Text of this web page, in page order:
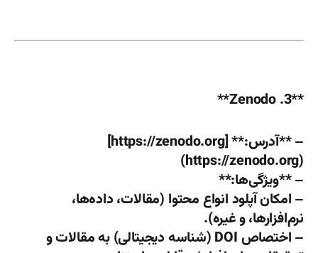
**3. Zenodo**
– **آدرس:** [https://zenodo.org]
(https://zenodo.org)
– **ویژگی‌ها:**
– امکان آپلود انواع محتوا (مقالات، داده‌ها،
نرم‌افزارها، و غیره).
– اختصاص DOI (شناسه دیجیتالی) به مقالات و